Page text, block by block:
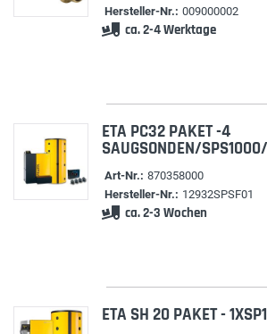
Hersteller-Nr.: 009000002
ca. 2-4 Werktage
ETA PC32 PAKET -4
SAUGSONDEN/
Art-Nr.: 870358000
Hersteller-Nr.: 12932SPSF01
ca. 2-3 Wochen
ETA SH 20 PAKET -